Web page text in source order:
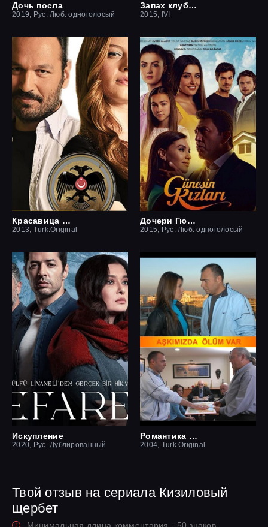
Дочь посла
2019, Рус. Люб. одноголосый
Запах клубники
2015, IVI
Красавица и чудовище
2013, Turk.Original
Дочери Гюнеш
2015, Рус. Люб. одноголосый
Искупление
2020, Рус. Дублированный
Романтика смерти
2004, Turk.Original
Твой отзыв на сериала Кизиловый
щербет